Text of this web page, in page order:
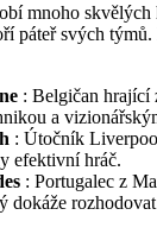
mnoho skvělých
páteř svých
: Belgičan hrající
a
: Útočník
efektivní hráč.
: Portugalec z
dokáže